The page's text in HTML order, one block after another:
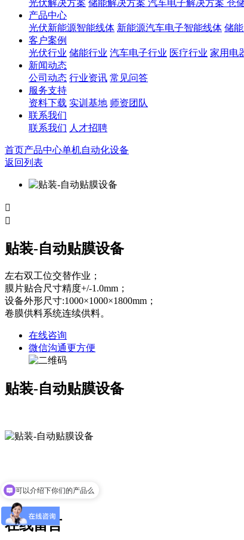
光伏解决方案 储能解决方案 汽车电子解决方案 仓
产品中心
光伏新能源智能线体 新能源汽车电子智能线体 储
客户案例
光伏行业 储能行业 汽车电子行业 医疗行业 家用电
新闻动态
公司动态 行业资讯 常见问答
服务支持
资料下载 实训基地 师资团队
联系我们
联系我们 人才招聘
首页产品中心单机自动化设备
返回列表


贴装-自动贴膜设备
左右双工位交替作业；
膜片贴合尺寸精度+/-1.0mm；
设备外形尺寸:1000×1000×1800mm；
卷膜供料系统连续供料。
在线咨询
微信沟通更方便
贴装-自动贴膜设备
在线留言
你们是怎么收费的呢